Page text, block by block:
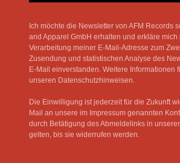
Ich möchte die Newsletter von AFM Records
and Apparel GmbH erhalten und erkläre mich
Verarbeitung meiner E-Mail-Adresse zum
Zusendung und statistischen Analyse des
E-Mail einverstanden. Weitere Informationen
unseren Datenschutzhinweisen.
Die Einwilligung ist jederzeit für die Zukunft
Mail an unsere im Impressum genannten
durch Betätigung des Abmeldelinks in
gelten, bis sie widerrufen werden.